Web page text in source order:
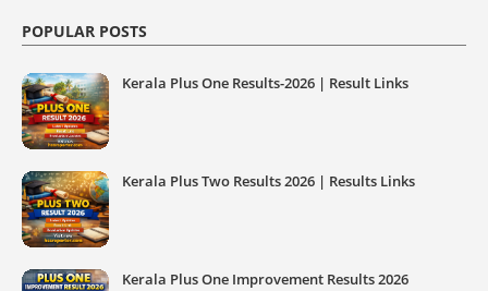
POPULAR POSTS
Kerala Plus One Results-2026 | Result Links
Kerala Plus Two Results 2026 | Results Links
Kerala Plus One Improvement Results 2026